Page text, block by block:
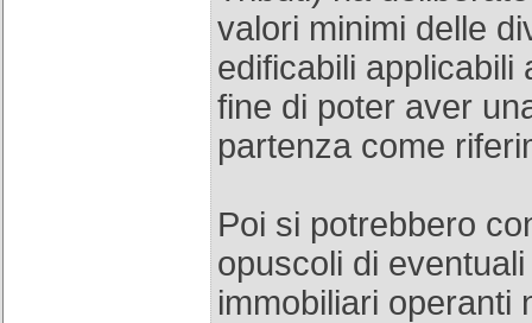
valori minimi delle
edificabili applicabili
fine di poter aver
partenza come
Poi si potrebbero
opuscoli di
immobiliari operanti